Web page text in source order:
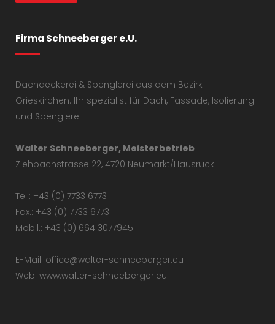
Firma Schneeberger e.U.
Dachdeckerei & Spenglerei aus dem Bezirk
Grieskirchen. Ihr spezialist für Dach, Fassade, Isolierung
und Spenglerei.
Walter Schneeberger, Meisterbetrieb
Ziehbachstrasse 22, 4720 Neumarkt/Hausruck
Tel.: +43 (0) 7733 6773
Fax.: +43 (0) 7733 6773
Mobil.: +43 (0) 664 3077945
E-Mail: office@walter-schneeberger.eu
Web: www.walter-schneeberger.eu